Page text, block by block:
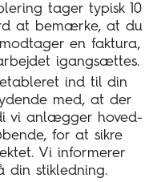
tager typisk 10
at bemærke, at du
en faktura,
igangsættes.
ind til din
med, at der
vi anlægger hoved-
for at sikre
Vi informerer
din stikledning.